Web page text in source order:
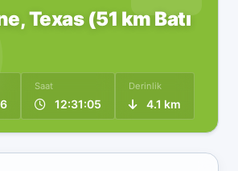
Texas (51 km Batı
Saat
12:31:05
Derinlik
4.1 km